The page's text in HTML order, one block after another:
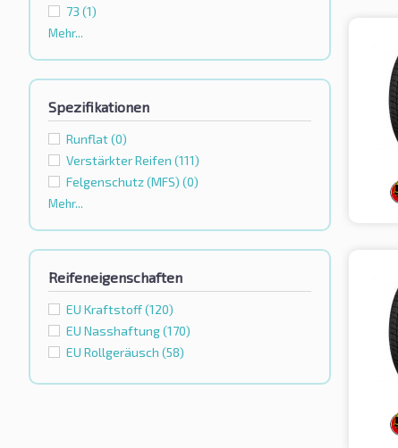
73 (1)
Mehr...
Spezifikationen
Runflat(0)
Verstärkter Reifen (111)
Felgenschutz (MFS) (0)
Mehr...
Reifeneigenschaften
EU Kraftstoff(120)
EU Nasshaftung(170)
EU Rollgeräusch (58)